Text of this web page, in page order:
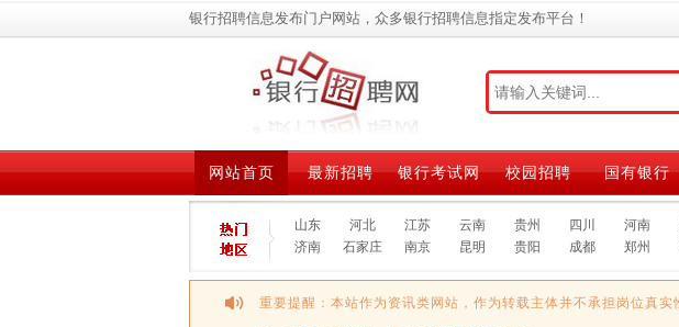
银行招聘信息发布门户网站，众多银行招聘信息指定发布平台！
网站首页 最新招聘 银行考试网 校园招聘 国有银行
山东 河北 江苏 云南 贵州 四川 河南
济南
石家庄 南京 昆明 贵阳 成都 郑州
重要提醒：本站作为资讯类网站，作为转载主体并不承担岗位真